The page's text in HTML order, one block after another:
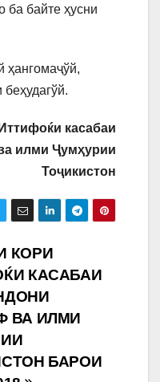
ба байте ҳусни
ҳангомаҷўй,
Иттифоќи касабаи
илми Ҷумҳурии
Тоҷикистон
КОРИ
КАСАБАИ
ВА ИЛМИ
БАРОИ